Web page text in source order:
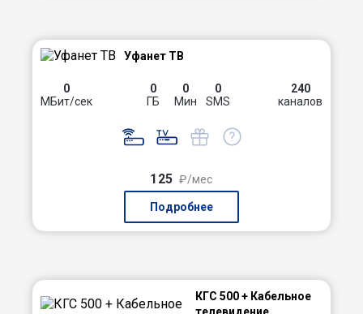
Уфанет ТВ
0
МБит/сек
0
ГБ
0
Мин
0
SMS
240
каналов
125 ₽/мес
Подробнее
КГС 500 + Кабельное